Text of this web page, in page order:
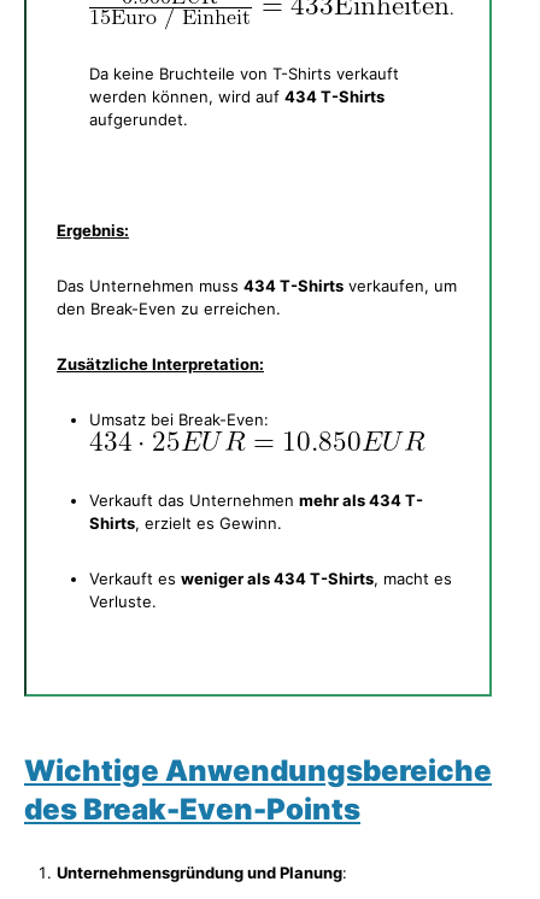
.
Da keine Bruchteile von T-Shirts verkauft
werden können, wird auf 434 T-Shirts
aufgerundet.
Ergebnis:
Das Unternehmen muss 434 T-Shirts verkaufen, um
den Break-Even zu erreichen.
Zusätzliche Interpretation:
Umsatz bei Break-Even:
Verkauft das Unternehmen mehr als 434 T-
Shirts, erzielt es Gewinn.
Verkauft es weniger als 434 T-Shirts, macht es
Verluste.
Wichtige Anwendungsbereiche
des Break-Even-Points
Unternehmensgründung und Planung: